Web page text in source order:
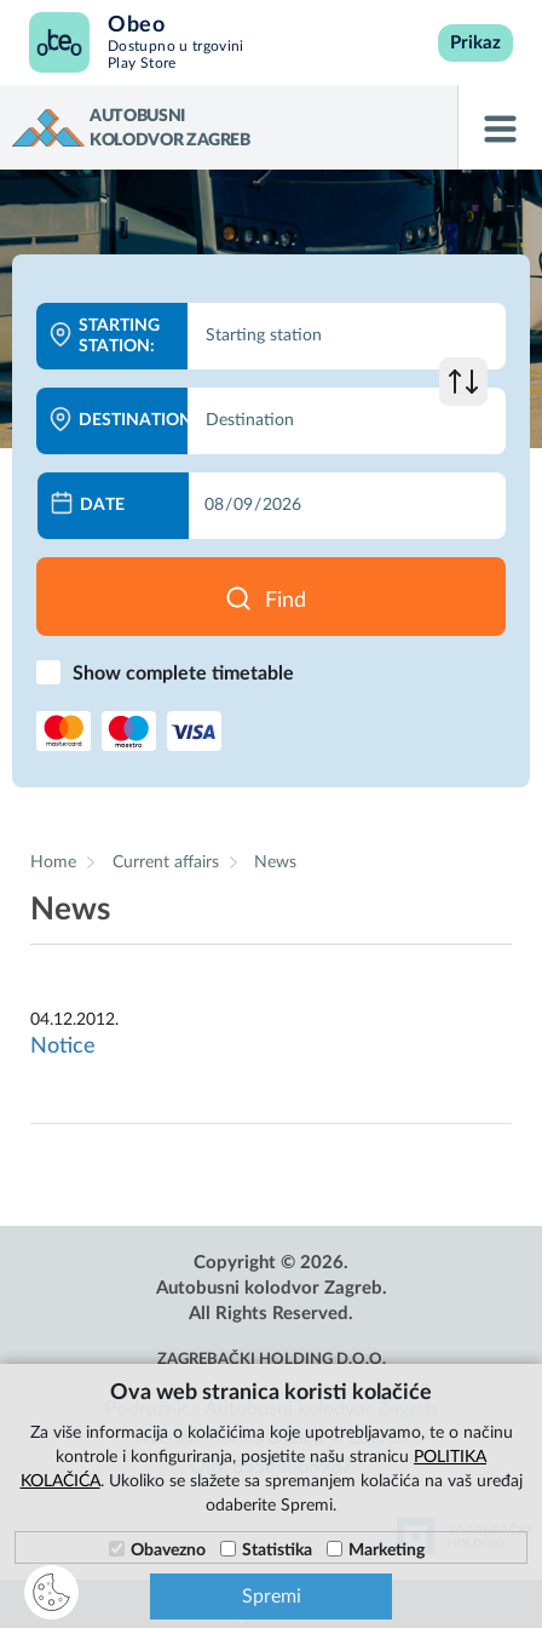
Obeo
Dostupno u trgovini
Play Store
Prikaz
AUTOBUSNI
KOLODVOR ZAGREB
STARTING
STATION:
DESTINATION:
DATE
Find
Show complete timetable
Home Current affairs News
News
04.12.2012.
Notice
Copyright © 2026.
Autobusni kolodvor Zagreb.
All Rights Reserved.
ZAGREBAČKI HOLDING D.O.O.
Avenija Marina Držića 4, Zagreb
OIB: 85584865987
Ova web stranica koristi kolačiće
Za više informacija o kolačićima koje upotrebljavamo, te o načinu
kontrole i konfiguriranja, posjetite našu stranicu POLITIKA
KOLAČIĆA. Ukoliko se slažete sa spremanjem kolačića na vaš uređaj
odaberite Spremi.
Obavezno Statistika Marketing
Spremi